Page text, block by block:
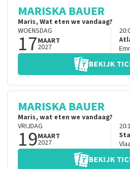
MARISKA BAUER
Maris, Wat eten we vandaag?
WOENSDAG
17MAART
2027
BEKIJK
MARISKA BAUER
Maris, wat eten we vandaag?
VRIJDAG
19MAART
2027
BEKIJK